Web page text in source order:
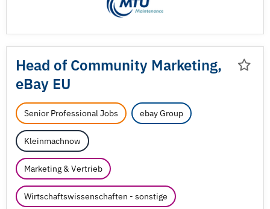
Head of Community Marketing,
eBay EU
Senior Professional Jobs ebay Group
Kleinmachnow
Marketing & Vertrieb
Wirtschaftswissenschaften - sonstige